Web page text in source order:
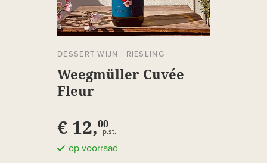
DESSERT WIJN | RIESLING
Weegmüller Cuvée
Fleur
€ 12,00
p.st.
op voorraad